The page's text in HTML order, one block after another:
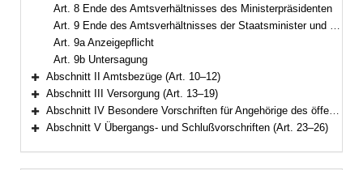
Art. 8 Ende des Amtsverhältnisses des Ministerpräsidenten
Art. 9 Ende des Amtsverhältnisses der Staatsminister und Staatssekretäre
Art. 9a Anzeigepflicht
Art. 9b Untersagung
Bereich erweitern
Abschnitt II Amtsbezüge (Art. 10–12)
Bereich erweitern
Abschnitt III Versorgung (Art. 13–19)
Bereich erweitern
Abschnitt IV Besondere Vorschriften für Angehörige des öffentlichen Dienstes (Art. 20–22)
Abschnitt V Übergangs- und Schlußvorschriften (Art. 23–26)